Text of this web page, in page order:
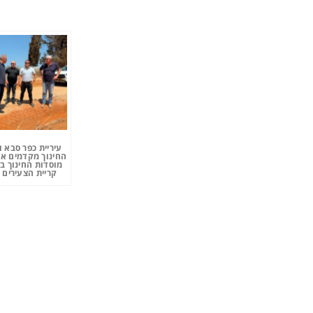
עיריית כפר
החינוך מקדמים
מוסדות החינוך
קריית